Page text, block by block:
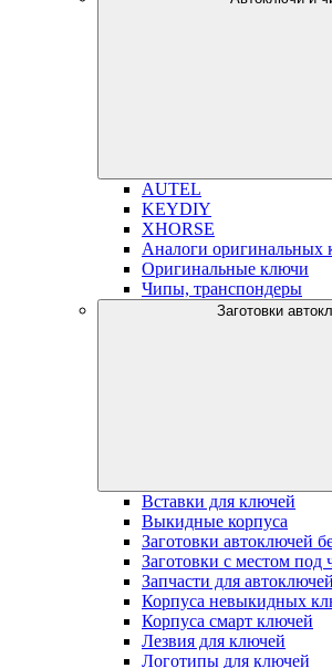
AUTEL
KEYDIY
XHORSE
Аналоги оригинальных
Оригинальные ключи
Чипы, транспондеры
Заготовки
Вставки для ключей
Выкидные корпуса
Заготовки автоключей
Заготовки с местом под
Запчасти для автоключей
Корпуса невыкидных
Корпуса смарт ключей
Лезвия для ключей
Логотипы для ключей